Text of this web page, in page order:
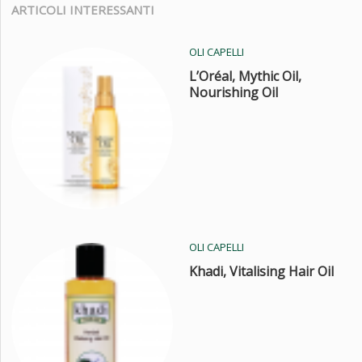
ARTICOLI INTERESSANTI
OLI CAPELLI
L’Oréal, Mythic Oil,
Nourishing Oil
OLI CAPELLI
Khadi, Vitalising Hair Oil